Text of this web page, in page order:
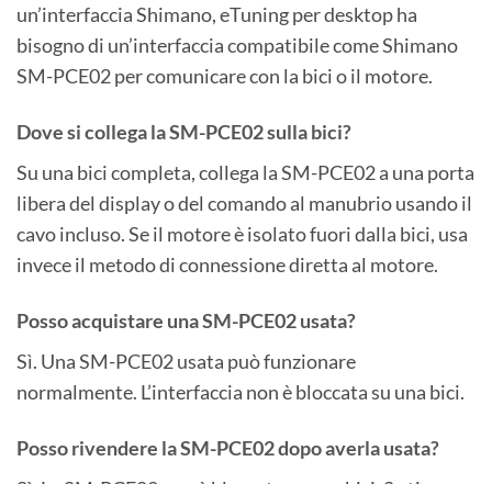
un’interfaccia Shimano, eTuning per desktop ha
bisogno di un’interfaccia compatibile come Shimano
SM-PCE02 per comunicare con la bici o il motore.
Dove si collega la SM-PCE02 sulla bici?
Su una bici completa, collega la SM-PCE02 a una porta
libera del display o del comando al manubrio usando il
cavo incluso. Se il motore è isolato fuori dalla bici, usa
invece il metodo di connessione diretta al motore.
Posso acquistare una SM-PCE02 usata?
Sì. Una SM-PCE02 usata può funzionare
normalmente. L’interfaccia non è bloccata su una bici.
Posso rivendere la SM-PCE02 dopo averla usata?